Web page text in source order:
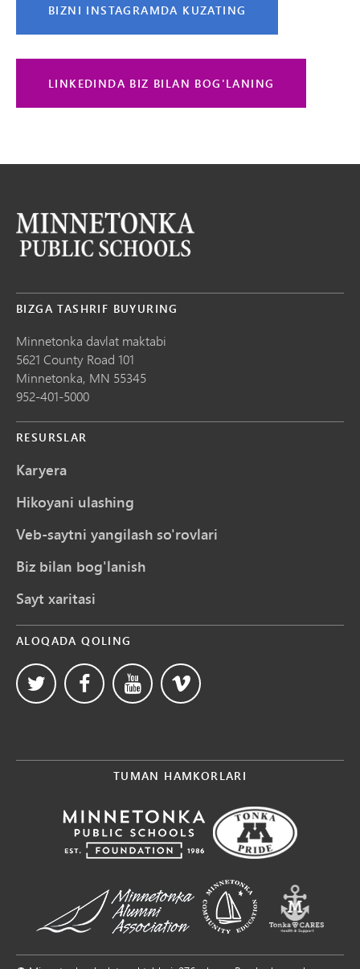
BIZNI INSTAGRAMDA KUZATING
LINKEDINDA BIZ BILAN BOG'LANING
BIZGA TASHRIF BUYURING
Minnetonka davlat maktabi
5621 County Road 101
Minnetonka, MN 55345
952-401-5000
RESURSLAR
Karyera
Hikoyani ulashing
Veb-saytni yangilash so'rovlari
Biz bilan bog'lanish
Sayt xaritasi
ALOQADA QOLING
TUMAN HAMKORLARI